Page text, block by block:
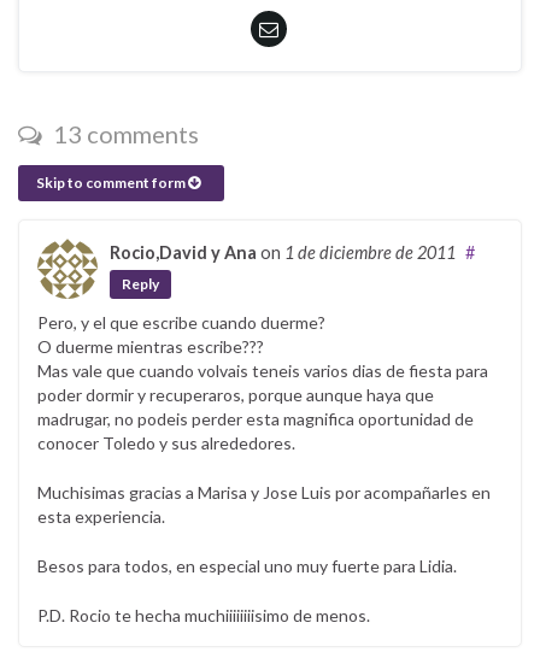
13 comments
Skip to comment form
Rocio,David y Ana on 1 de diciembre de 2011 #
Reply
Pero, y el que escribe cuando duerme?
O duerme mientras escribe???
Mas vale que cuando volvais teneis varios dias de fiesta para
poder dormir y recuperaros, porque aunque haya que
madrugar, no podeis perder esta magnifica oportunidad de
conocer Toledo y sus alrededores.
Muchisimas gracias a Marisa y Jose Luis por acompañarles en
esta experiencia.
Besos para todos, en especial uno muy fuerte para Lidia.
P.D. Rocio te hecha muchiiiiiiiisimo de menos.